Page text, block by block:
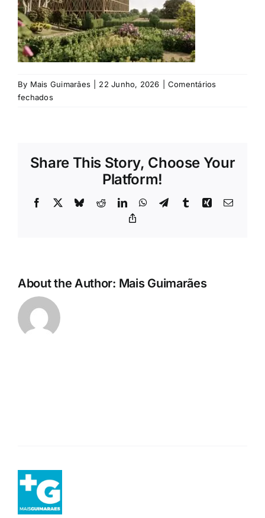
Rubricas
Jornal
Revista
By Mais Guimarães 22 Junho, 2026
Comentários
fechadosem
Share This Story, Choose Your
Platform!
Facebook BlueskyRedditLinkedInWhatsApp
TelegramTumblrXing Email
About the Author: Mais Guimarães